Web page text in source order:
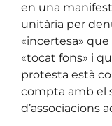
en una
unitària per
«incertesa»
«tocat fons» i
protesta està
compta amb el
d’associacions